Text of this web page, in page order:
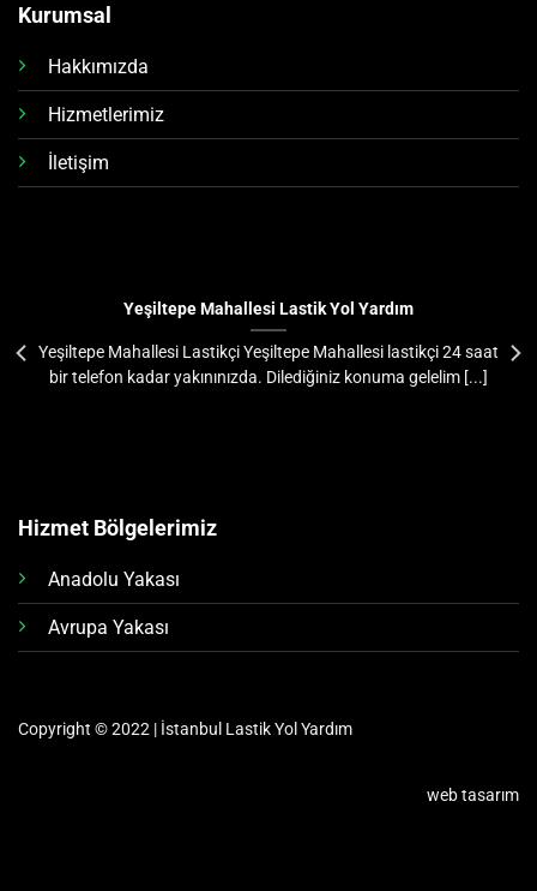
Kurumsal
Hakkımızda
Hizmetlerimiz
İletişim
Yeşiltepe Mahallesi Lastik Yol Yardım
Yeşiltepe Mahallesi Lastikçi Yeşiltepe Mahallesi lastikçi 24 saat
bir telefon kadar yakınınızda. Dilediğiniz konuma gelelim [...]
Hizmet Bölgelerimiz
Anadolu Yakası
Avrupa Yakası
Copyright © 2022 | İstanbul Lastik Yol Yardım
web tasarım